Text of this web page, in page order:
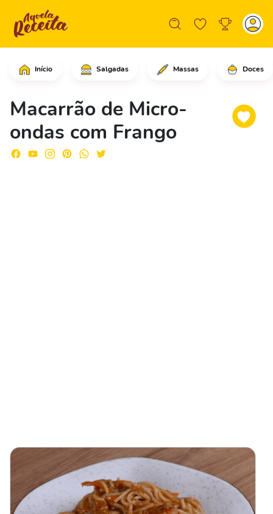
Início Salgadas Massas Doces
Macarrão de Micro-
ondas com Frango
Comece colocando o macarrão no